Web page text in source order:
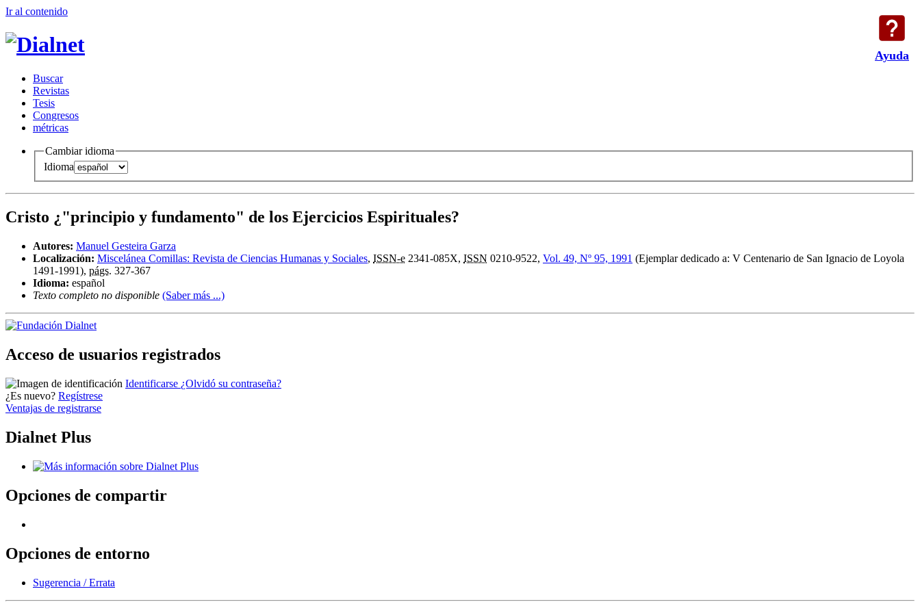
Ayuda
Ir al contenido
Buscar
Revistas
Tesis
Congresos
métricas
Cambiar idioma
Idioma
Cristo ¿"principio y fundamento" de los Ejercicios Espirituales?
Autores: Manuel Gesteira Garza
Localización: Miscelánea Comillas: Revista de Ciencias Humanas y Sociales, ISSN-e 2341-085X, ISSN 0210-9522, Vol. 49, Nº 95, 1991 (Ejemplar dedicado a: V Centenario de San Ignacio de Loyola
1491-1991), págs. 327-367
Idioma: español
Texto completo no disponible (Saber más ...)
Acceso de usuarios registrados
Identificarse ¿Olvidó su contraseña?
¿Es nuevo? Regístrese
Ventajas de registrarse
Dialnet Plus
Opciones de compartir
Opciones de entorno
Sugerencia / Errata